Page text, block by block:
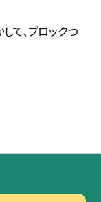
て、ブロックつ